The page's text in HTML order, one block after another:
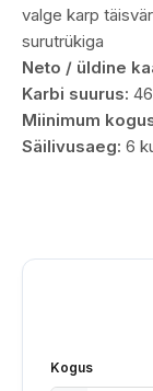
valge karp
surutrükiga
Neto / üldine
Karbi suurus:
Miinimum
Säilivusaeg: 6
Kogus